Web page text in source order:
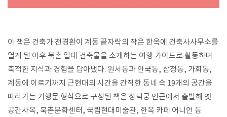
이 책은 건축가 천경환이 계동 끝자락의 작은 한옥에 건축사사무소를
열게 된 이후 북촌 일대 건축물을 소개하는 여행 가이드로 활동하며
축적한 지식과 경험을 담아냈다. 원서동과 안국동, 삼청동, 가회동,
계동에 이르기까지 근현대의 시간을 간직한 동네 속 19개의 공간을
따라가는 기행문 형식으로 구성된 책은 창덕궁 인근에서 출발해 옛
공간사옥, 북촌문화센터, 국립현대미술관, 한옥 카페 어니언 등